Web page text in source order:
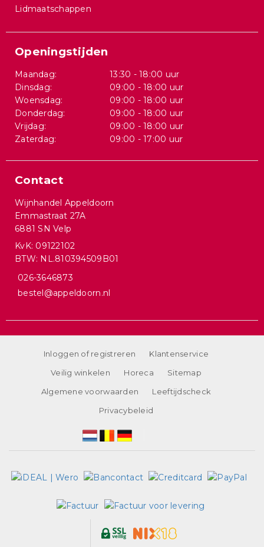
Lidmaatschappen
Openingstijden
Maandag:
13:30 - 18:00 uur
Dinsdag:
09:00 - 18:00 uur
Woensdag:
09:00 - 18:00 uur
Donderdag:
09:00 - 18:00 uur
Vrijdag:
09:00 - 18:00 uur
Zaterdag:
09:00 - 17:00 uur
Contact
Wijnhandel Appeldoorn
Emmastraat 27A
6881 SN Velp
KvK: 09122102
BTW: NL.810394509B01
026-3646873
bestel@appeldoorn.nl
Inloggen of registreren
Klantenservice
Veilig winkelen
Horeca
Sitemap
Algemene voorwaarden
Leeftijdscheck
Privacybeleid